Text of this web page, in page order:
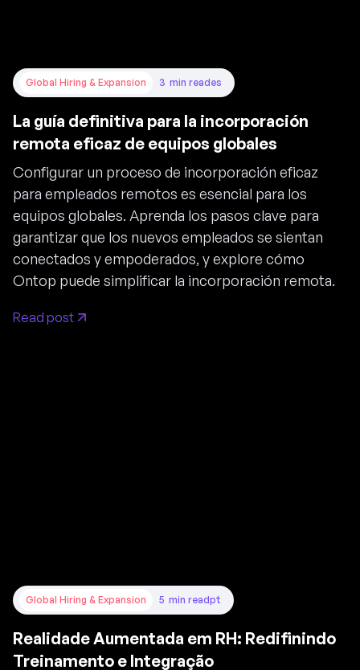
Global Hiring & Expansion 3 min reades
La guía definitiva para la incorporación
remota eficaz de equipos globales
Configurar un proceso de incorporación eficaz
para empleados remotos es esencial para los
equipos globales. Aprenda los pasos clave para
garantizar que los nuevos empleados se sientan
conectados y empoderados, y explore cómo
Ontop puede simplificar la incorporación remota.
Read post
Global Hiring & Expansion 5 min readpt
Realidade Aumentada em RH: Redifinindo
Treinamento e Integração